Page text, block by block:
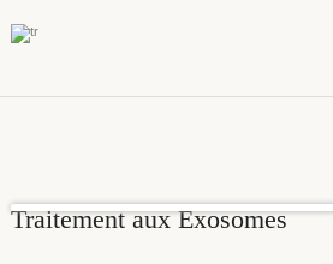
Traitement aux Exosomes